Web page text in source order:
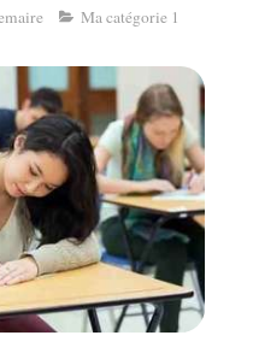
Ma catégorie 1